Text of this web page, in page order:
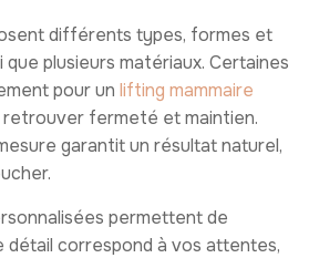
différents types, formes et
que plusieurs matériaux. Certaines
pour un lifting mammaire
retrouver fermeté et maintien.
garantit un résultat naturel,
permettent de
détail correspond à vos attentes,